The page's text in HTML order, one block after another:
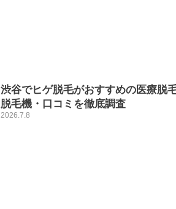
渋谷でヒゲ脱毛がおすすめの医療脱
脱毛機・口コミを徹底調査
2026.7.8